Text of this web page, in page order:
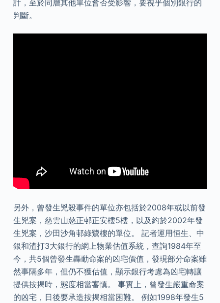
計，至於同層其他單位會否受影響，要視乎個別銀行的
判斷。
另外，曾發生兇殺事件的單位亦包括於2008年或以前發
生兇案，慈雲山慈正邨正安樓5樓，以及約於2002年發
生兇案，沙田沙角邨綠鷺樓的單位。 記者運用恒生、中
銀和渣打3大銀行的網上物業估值系統，查詢1984年至
今，共5個曾發生轟動命案的凶宅價值，發現部分命案雖
然事隔多年，但仍不獲估值，顯示銀行考慮為凶宅轉讓
提供按揭時，態度相當審慎。 事實上，曾發生嚴重命案
的凶宅，日後要承造按揭相當困難。 例如1998年發生5